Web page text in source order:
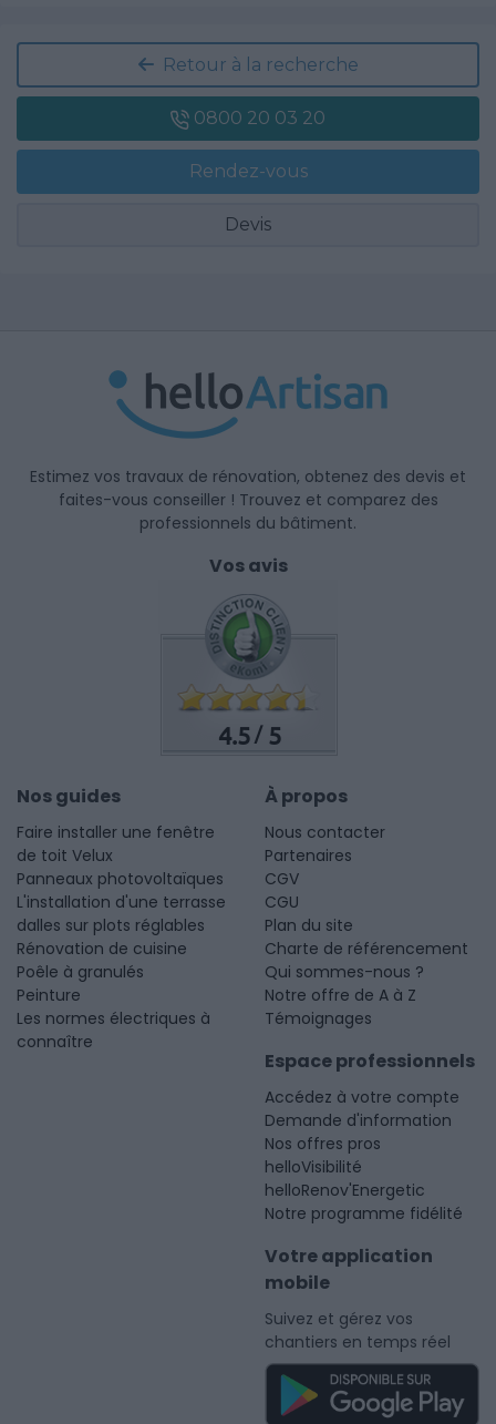
Retour à la recherche
0800 20 03 20
Rendez-vous
Devis
Estimez vos travaux de rénovation, obtenez des devis et
faites-vous conseiller ! Trouvez et comparez des
professionnels du bâtiment.
Vos avis
4.5 /5
Nos guides
Faire installer une fenêtre
de toit Velux
Panneaux photovoltaïques
L'installation d'une terrasse
dalles sur plots réglables
Rénovation de cuisine
Poêle à granulés
Peinture
Les normes électriques à
connaître
À propos
Nous contacter
Partenaires
CGV
CGU
Plan du site
Charte de référencement
Qui sommes-nous ?
Notre offre de A à Z
Témoignages
Espace professionnels
Accédez à votre compte
Demande d'information
Nos offres pros
helloVisibilité
helloRenov'Energetic
Notre programme fidélité
Votre application
mobile
Suivez et gérez vos
chantiers en temps réel